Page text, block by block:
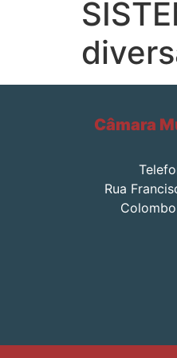
Câmara
Rua